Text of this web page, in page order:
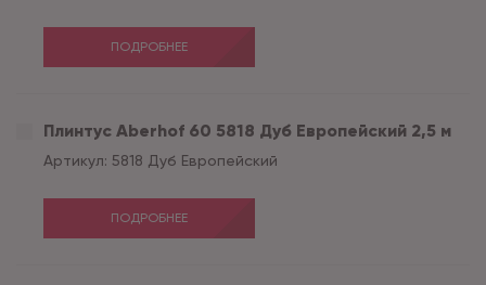
ПОДРОБНЕЕ
Плинтус Aberhof 60 5818 Дуб Европейский 2,5 м
Артикул: 5818 Дуб Европейский
ПОДРОБНЕЕ